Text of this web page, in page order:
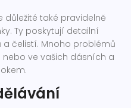
důležité také pravidelně
Ty poskytují detailní
čelistí. Mnoho problémů
nebo ve vašich dásních a